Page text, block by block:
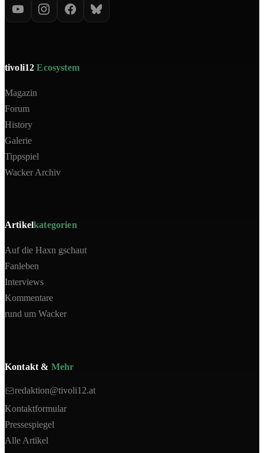
tivoli12Ecosystem
Magazin
Forum
History
Galerie
Tippspiel
Wacker Archiv
Artikelkategorien
Auf die Haxn gschaut
Fanleben
Interviews
Kommentare
rund um Wacker
Kontakt & Mehr
redaktion@tivoli12.at
Kontaktformular
Pressespiegel
Alle Artikel